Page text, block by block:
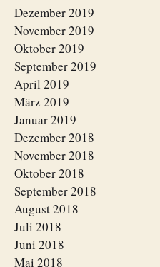
Dezember 2019
November 2019
Oktober 2019
September 2019
April 2019
März 2019
Januar 2019
Dezember 2018
November 2018
Oktober 2018
September 2018
August 2018
Juli 2018
Juni 2018
Mai 2018